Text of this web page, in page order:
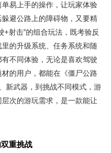
易上手的操作，让玩家体验
避公路上的障碍物，又要精
+射击”的组合玩法，既考验反
的升级系统、任务系统和随
不同体验，无论是喜欢驾驶
的用户，都能在《僵尸公路
新武器，到挑战不同模式，游
次的游玩需求，是一款能让
重挑战